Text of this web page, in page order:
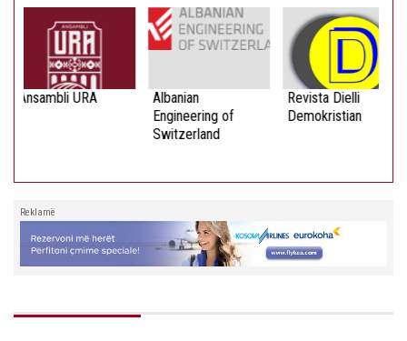
Ansambli URA
Albanian
Engineering of
Switzerland
Revista Dielli
Demokristian
Reklamë